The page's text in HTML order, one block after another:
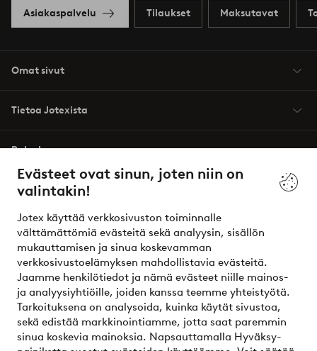
Evästeet ovat sinun, joten niin on
valintakin!
Jotex käyttää verkkosivuston toiminnalle
välttämättömiä evästeitä sekä analyysin, sisällön
mukauttamisen ja sinua koskevamman
verkkosivustoelämyksen mahdollistavia evästeitä.
Jaamme henkilötiedot ja nämä evästeet niille mainos-
ja analyysiyhtiöille, joiden kanssa teemme yhteistyötä.
Tarkoituksena on analysoida, kuinka käytät sivustoa,
sekä edistää markkinointiamme, jotta saat paremmin
sinua koskevia mainoksia. Napsauttamalla Hyväksy-
Asiakaspalvelu Tilaukset Maksutavat
Omat sivut
Tietoa Jotexista
Palvelumme
Ehdot
Ystävät
Turvalliset maksut – maksa nyt tai erissä
Haluatko tietää lisää maksuvaihtoehdoistamme?
elpy